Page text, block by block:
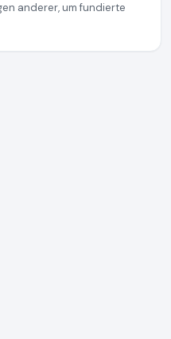
anderer, um fundierte